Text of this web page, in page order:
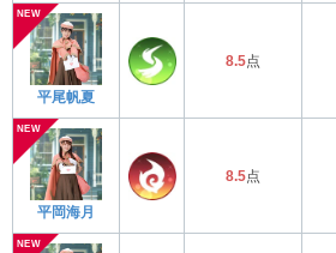
平尾帆夏
8.5点
平岡海月
8.5点